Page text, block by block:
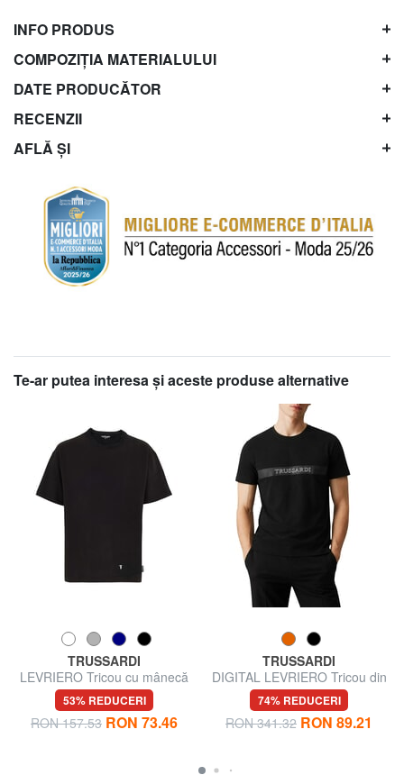
INFO PRODUS
COMPOZIȚIA MATERIALULUI
DATE PRODUCĂTOR
RECENZII
AFLĂ ȘI
Te-ar putea interesa şi aceste produse alternative
TRUSSARDI
LEVRIERO Tricou cu mânecă
scurtă
53% REDUCERI
RON 157.53 RON 73.46
TRUSSARDI
DIGITAL LEVRIERO Tricou din
bumbac cu mânecă scurtă
74% REDUCERI
RON 341.32 RON 89.21